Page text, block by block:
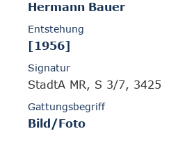
Hermann Bauer
Entstehung
[1956]
Signatur
StadtA MR, S 3/7, 3425
Gattungsbegriff
Bild/Foto